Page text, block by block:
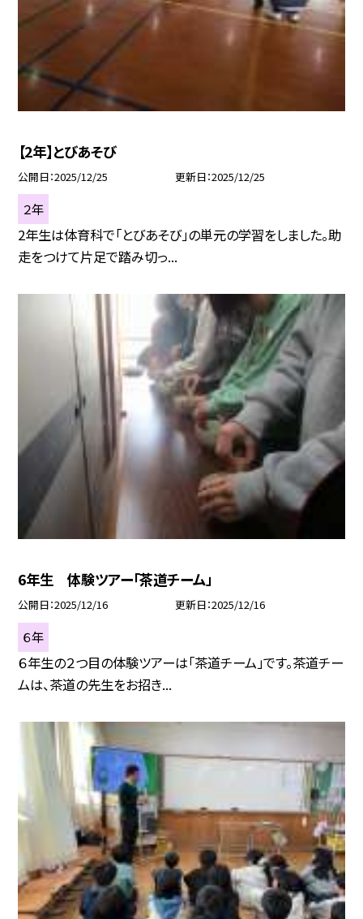
【2年】とびあそび
公開日 2025/12/25 更新日 2025/12/25
２年
2年生は体育科で「とびあそび」の単元の学習をしました。助
走をつけて片足で踏み切っ...
6年生 体験ツアー「茶道チーム」
公開日 2025/12/16 更新日 2025/12/16
６年
６年生の２つ目の体験ツアーは「茶道チーム」です。茶道チー
ムは、茶道の先生をお招き...